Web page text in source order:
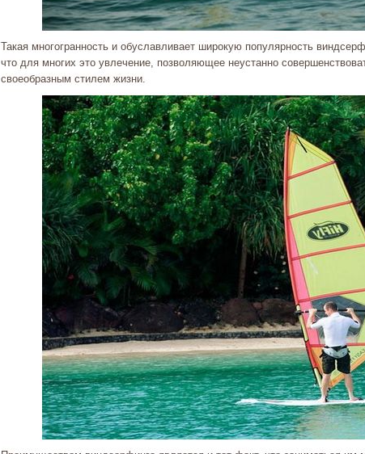
Такая многогранность и обуславливает широкую популярность
что для многих это увлечение, позволяющее неустанно
своеобразным стилем жизни.